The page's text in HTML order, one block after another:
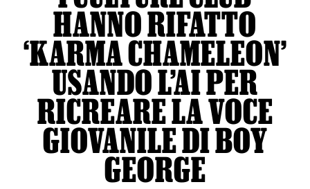
HANNO RIFATTO
‘KARMA CHAMELEON’
USANDO L’AI PER
RICREARE LA VOCE
GIOVANILE DI BOY
GEORGE